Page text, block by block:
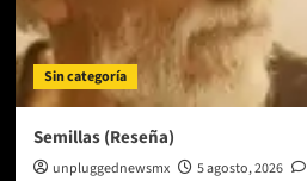
Sin categoría
Semillas (Reseña)
unpluggednewsmx 5 agosto, 2026